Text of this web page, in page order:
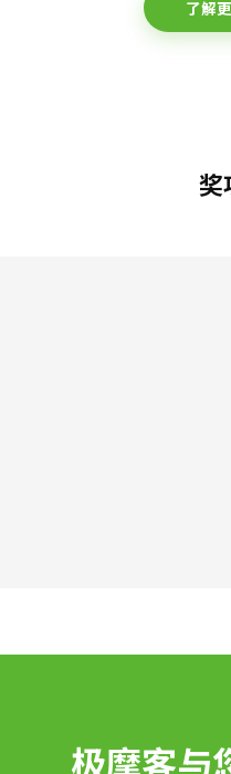
了解
奖
极摩客与